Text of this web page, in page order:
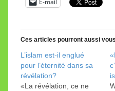
E-mail
Ces articles pourront aussi
L’islam est-il englué
pour l’éternité dans sa
révélation?
«La révélation, ce ne